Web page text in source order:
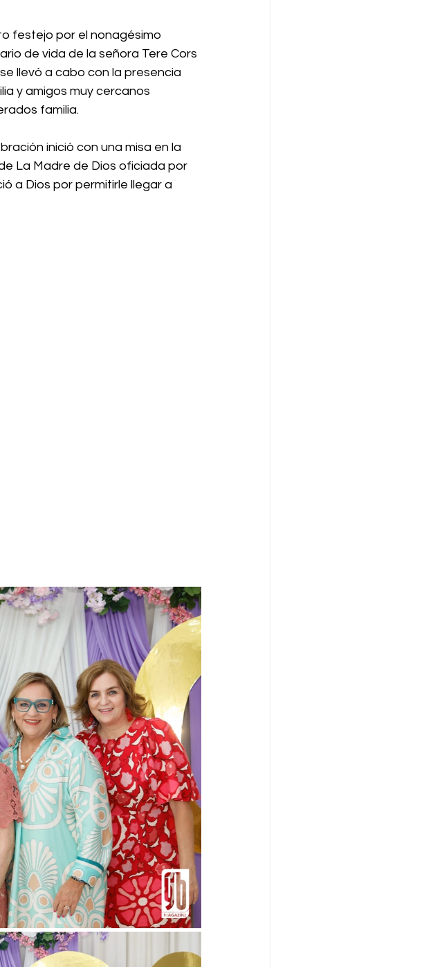
festejo por el nonagésimo
de vida de la señora Tere Cors
llevó a cabo con la presencia
y amigos muy cercanos
familia.
inició con una misa en la
La Madre de Dios oficiada por
a Dios por permitirle llegar a